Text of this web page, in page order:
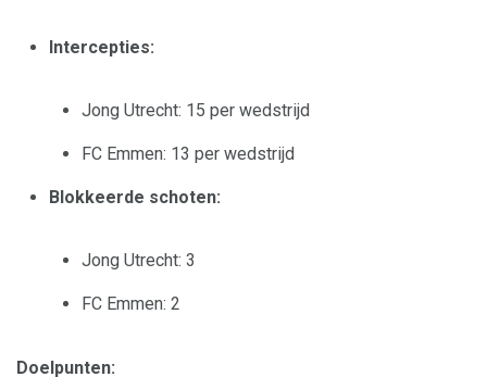
Intercepties:
Jong Utrecht: 15 per wedstrijd
FC Emmen: 13 per wedstrijd
Blokkeerde schoten:
Jong Utrecht: 3
FC Emmen: 2
Doelpunten: